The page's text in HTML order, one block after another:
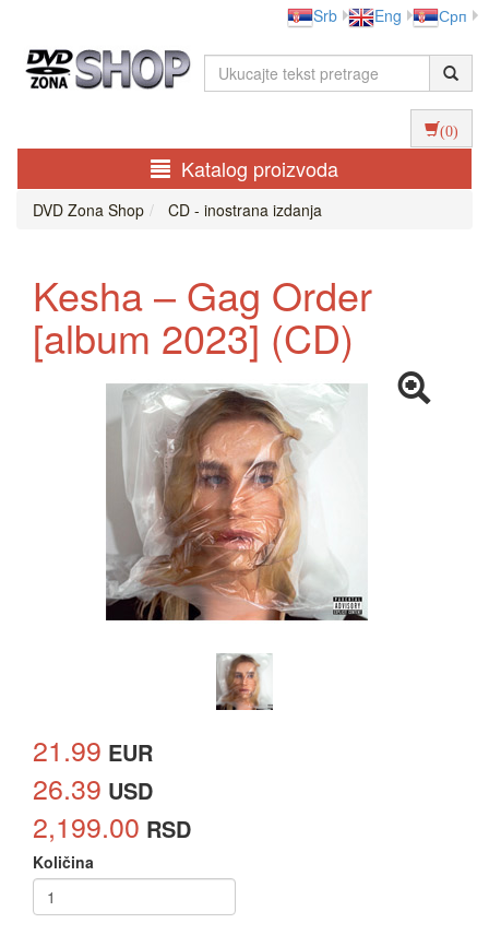
Srb Eng Срп
(0)
Katalog proizvoda
DVD Zona Shop CD - inostrana izdanja
Kesha ‎– Gag Order
[album 2023] (CD)
21.99 EUR
26.39 USD
2,199.00 RSD
Količina